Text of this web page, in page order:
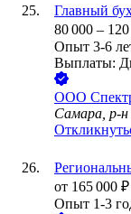
Главный
80 000 –
Опыт 3-6
Выплаты:
ООО
Самара, р-н
от 165 000 ₽
Опыт 1-3